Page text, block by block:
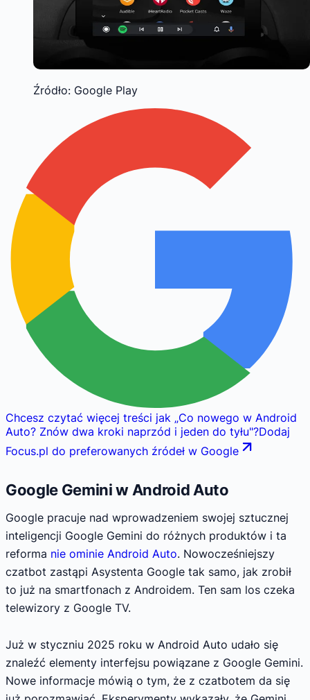
Źródło: Google Play
Chcesz czytać więcej treści jak „Co nowego w Android
Auto? Znów dwa kroki naprzód i jeden do tyłu"?Dodaj
Focus.pl do preferowanych źródeł w Google
Google Gemini w Android Auto
Google pracuje nad wprowadzeniem swojej sztucznej
inteligencji Google Gemini do różnych produktów i ta
reforma nie ominie Android Auto. Nowocześniejszy
czatbot zastąpi Asystenta Google tak samo, jak zrobił
to już na smartfonach z Androidem. Ten sam los czeka
telewizory z Google TV.
Już w styczniu 2025 roku w Android Auto udało się
znaleźć elementy interfejsu powiązane z Google Gemini.
Nowe informacje mówią o tym, że z czatbotem da się